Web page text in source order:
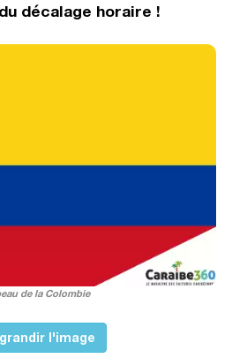
décalage horaire !
de la Colombie
l'image